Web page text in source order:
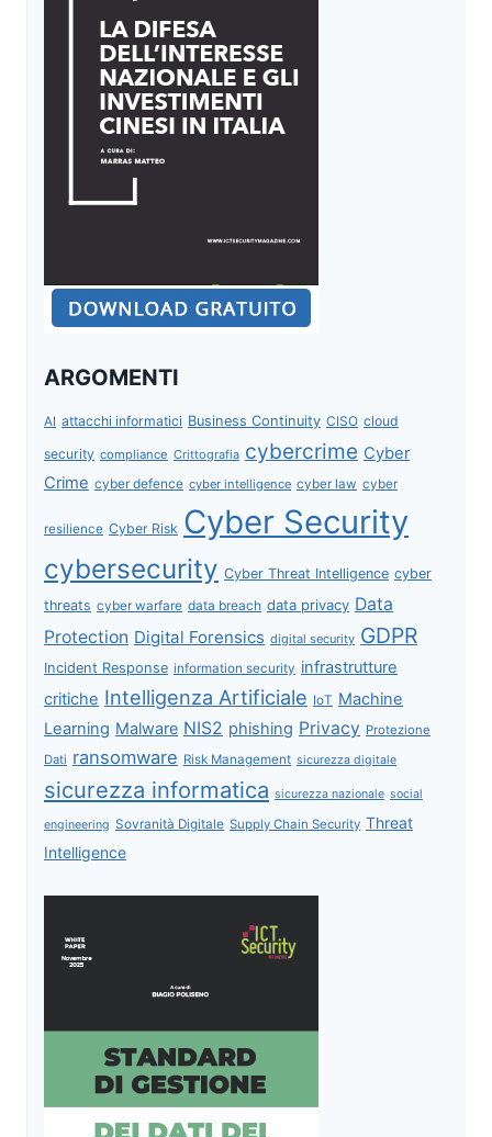
ARGOMENTI
AI attacchi informatici Business Continuity CISO cloud
security compliance Crittografia cybercrime Cyber
Crime cyber defence cyber intelligence cyber law cyber
resilience Cyber Risk Cyber Security
cybersecurity Cyber Threat Intelligence cyber
threats cyber warfare data breach data privacy Data
Protection Digital Forensics digital security GDPR
Incident Response information security infrastrutture
critiche Intelligenza Artificiale IoT Machine
Learning Malware NIS2 phishing Privacy Protezione
Dati ransomware Risk Management sicurezza digitale
sicurezza informatica sicurezza nazionale social
engineering Sovranità Digitale Supply Chain Security Threat
Intelligence